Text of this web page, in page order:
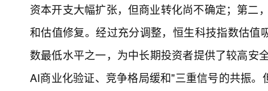
资本开支大幅扩张，但商业转化尚不确定；第二
和估值修复。经过充分调整，恒生科技指数估
数最低水平之一，为中长期投资者提供了较高安
AI商业化验证、竞争格局缓和"三重信号的共振